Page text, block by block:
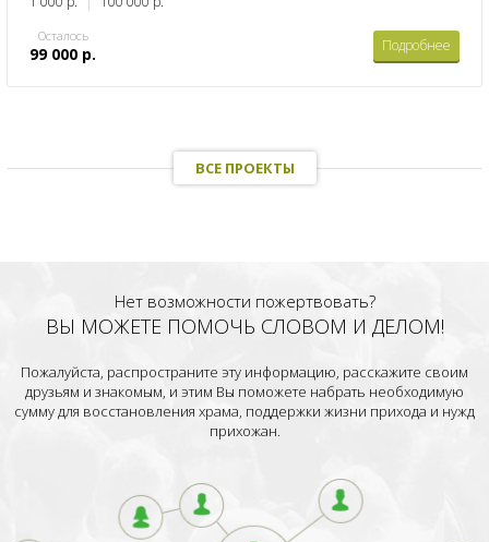
Осталось
99 000 р. Подробнее
ВСЕ ПРОЕКТЫ
Нет возможности пожертвовать?
ВЫ МОЖЕТЕ ПОМОЧЬ СЛОВОМ И ДЕЛОМ!
Пожалуйста, распространите эту информацию, расскажите своим
друзьям и знакомым, и этим Вы поможете набрать необходимую
сумму для восстановления храма, поддержки жизни прихода и нужд
прихожан.